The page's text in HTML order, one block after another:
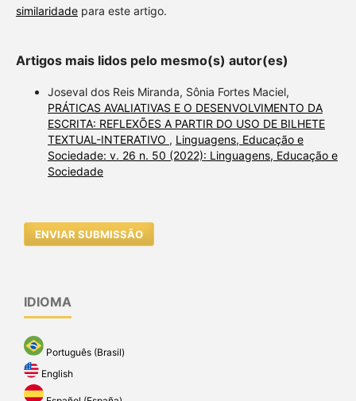
similaridadepara este artigo.
Artigos mais lidos pelo mesmo(s) autor(es)
Joseval dos Reis Miranda, Sônia Fortes Maciel,
PRÁTICAS AVALIATIVAS E O DESENVOLVIMENTO DA
ESCRITA: REFLEXÕES A PARTIR DO USO DE BILHETE
TEXTUAL-INTERATIVO , Linguagens, Educação e
Sociedade: v. 26 n. 50 (2022): Linguagens, Educação e
Sociedade
ENVIAR SUBMISSÃO
IDIOMA
Português (Brasil)
English